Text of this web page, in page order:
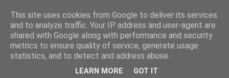
This site uses cookies from Google to deliver its services
and to analyze traffic. Your IP address and user-agent are
shared with Google along with performance and security
metrics to ensure quality of service, generate usage
statistics, and to detect and address abuse.
LEARN MORE GOT IT